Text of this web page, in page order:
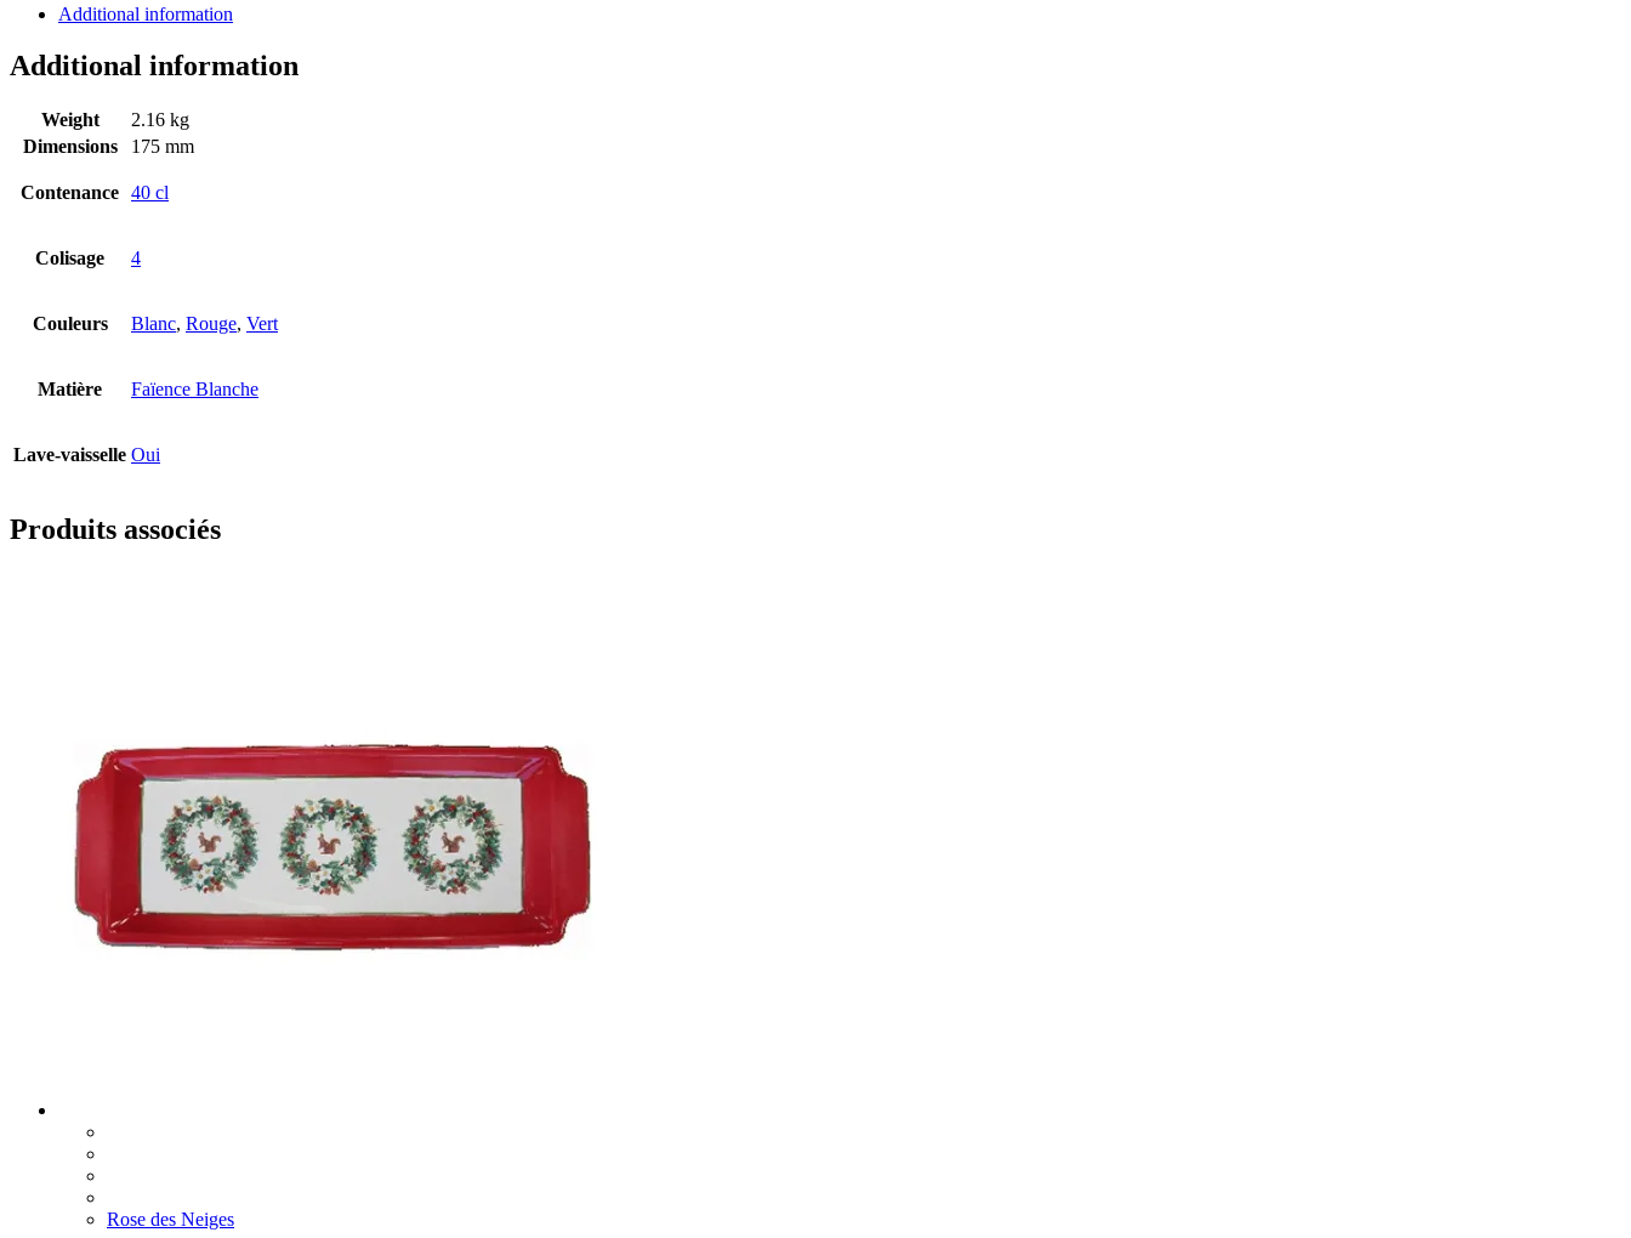
Additional information
Additional information
Weight
2.16 kg
Dimensions
175 mm
Contenance 40 cl
Colisage 4
Couleurs Blanc, Rouge, Vert
Matière Faïence Blanche
Lave-vaisselle Oui
Produits associés
Rose des Neiges